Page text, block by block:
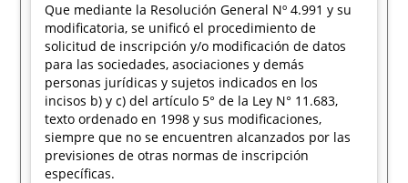
Que mediante la Resolución General Nº 4.991 y su
modificatoria, se unificó el procedimiento de
solicitud de inscripción y/o modificación de datos
para las sociedades, asociaciones y demás
personas jurídicas y sujetos indicados en los
incisos b) y c) del artículo 5° de la Ley N° 11.683,
texto ordenado en 1998 y sus modificaciones,
siempre que no se encuentren alcanzados por las
previsiones de otras normas de inscripción
específicas.